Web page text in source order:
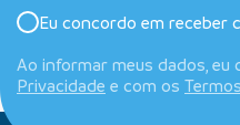
Eu concordo em receber
Ao informar meus dados, eu
Privacidade e com os